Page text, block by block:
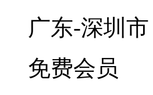
广东-深圳市
免费会员